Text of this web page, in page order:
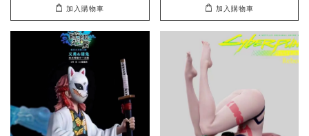
加入購物車 加入購物車